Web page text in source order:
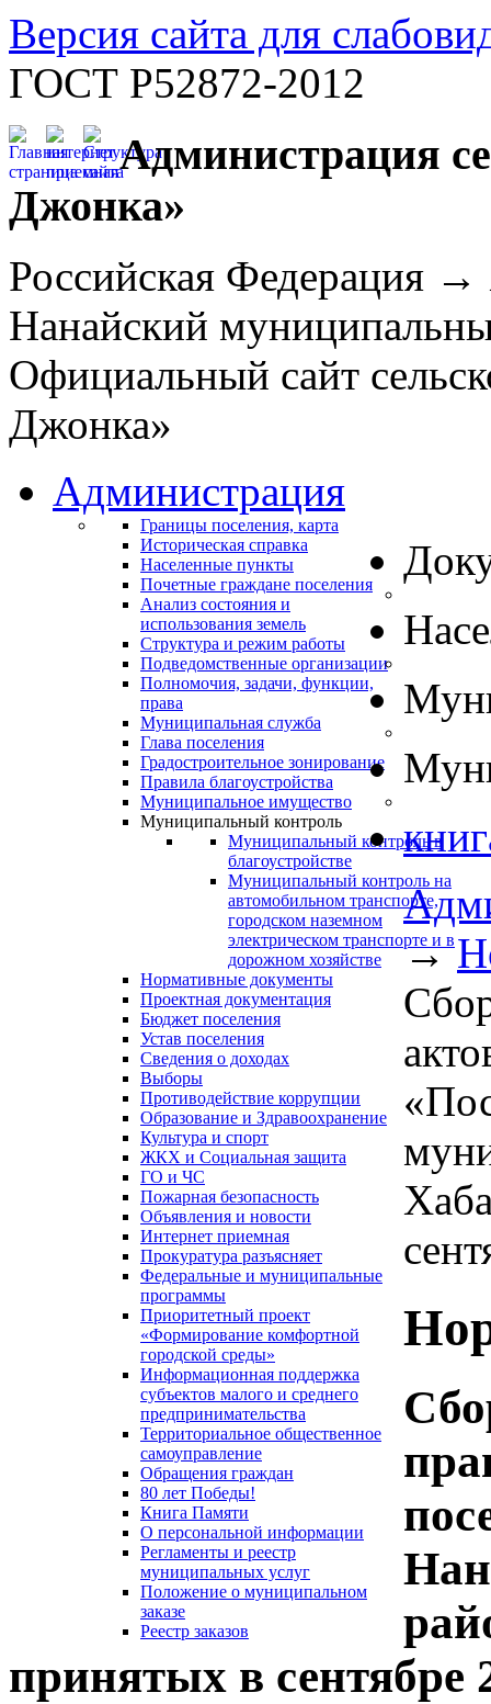
Версия сайта для
ГОСТ Р52872-2012
Администрация
Джонка»
Российская Федерация
Нанайский
Официальный сайт
Джонка»
Администрация
Границы поселения, карта
Историческая справка
Населенные пункты
Почетные граждане поселения
Анализ состояния и
использования земель
Структура и режим работы
Подведомственные организации
Полномочия, задачи, функции,
права
Муниципальная служба
Глава поселения
Градостроительное зонирование
Правила благоустройства
Муниципальное имущество
Муниципальный контроль
Муниципальный контроль в
благоустройстве
Муниципальный контроль на
автомобильном транспорте,
городском наземном
электрическом транспорте и в
дорожном хозяйстве
Нормативные документы
Проектная документация
Бюджет поселения
Устав поселения
Сведения о доходах
Выборы
Противодействие коррупции
Образование и Здравоохранение
Культура и спорт
ЖКХ и Социальная защита
ГО и ЧС
Пожарная безопасность
Объявления и новости
Интернет приемная
Прокуратура разъясняет
Федеральные и муниципальные
программы
Приоритетный проект
«Формирование комфортной
городской среды»
Информационная поддержка
субъектов малого и среднего
предпринимательства
Территориальное общественное
самоуправление
Обращения граждан
80 лет Победы!
Книга Памяти
О персональной информации
Регламенты и реестр
муниципальных услуг
Положение о муниципальном
заказе
Реестр заказов
→
принятых в сентябре